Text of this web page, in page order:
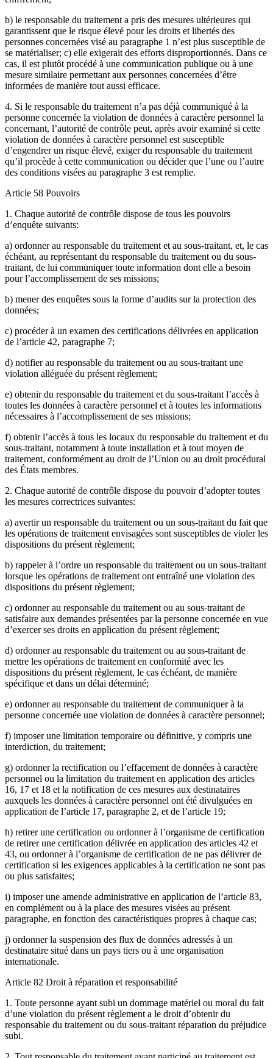
b) le responsable du traitement a pris des mesures ultérieures qui
garantissent que le risque élevé pour les droits et libertés des
personnes concernées visé au paragraphe 1 n’est plus susceptible de
se matérialiser; c) elle exigerait des efforts disproportionnés. Dans ce
cas, il est plutôt procédé à une communication publique ou à une
mesure similaire permettant aux personnes concernées d’être
informées de manière tout aussi efficace.
4. Si le responsable du traitement n’a pas déjà communiqué à la
personne concernée la violation de données à caractère personnel la
concernant, l’autorité de contrôle peut, après avoir examiné si cette
violation de données à caractère personnel est susceptible
d’engendrer un risque élevé, exiger du responsable du traitement
qu’il procède à cette communication ou décider que l’une ou l’autre
des conditions visées au paragraphe 3 est remplie.
Article 58 Pouvoirs
1. Chaque autorité de contrôle dispose de tous les pouvoirs
d’enquête suivants:
a) ordonner au responsable du traitement et au sous-traitant, et, le cas
échéant, au représentant du responsable du traitement ou du sous-
traitant, de lui communiquer toute information dont elle a besoin
pour l’accomplissement de ses missions;
b) mener des enquêtes sous la forme d’audits sur la protection des
données;
c) procéder à un examen des certifications délivrées en application
de l’article 42, paragraphe 7;
d) notifier au responsable du traitement ou au sous-traitant une
violation alléguée du présent règlement;
e) obtenir du responsable du traitement et du sous-traitant l’accès à
toutes les données à caractère personnel et à toutes les informations
nécessaires à l’accomplissement de ses missions;
f) obtenir l’accès à tous les locaux du responsable du traitement et du
sous-traitant, notamment à toute installation et à tout moyen de
traitement, conformément au droit de l’Union ou au droit procédural
des États membres.
2. Chaque autorité de contrôle dispose du pouvoir d’adopter toutes
les mesures correctrices suivantes:
a) avertir un responsable du traitement ou un sous-traitant du fait que
les opérations de traitement envisagées sont susceptibles de violer les
dispositions du présent règlement;
b) rappeler à l’ordre un responsable du traitement ou un sous-traitant
lorsque les opérations de traitement ont entraîné une violation des
dispositions du présent règlement;
c) ordonner au responsable du traitement ou au sous-traitant de
satisfaire aux demandes présentées par la personne concernée en vue
d’exercer ses droits en application du présent règlement;
d) ordonner au responsable du traitement ou au sous-traitant de
mettre les opérations de traitement en conformité avec les
dispositions du présent règlement, le cas échéant, de manière
spécifique et dans un délai déterminé;
e) ordonner au responsable du traitement de communiquer à la
personne concernée une violation de données à caractère personnel;
f) imposer une limitation temporaire ou définitive, y compris une
interdiction, du traitement;
g) ordonner la rectification ou l’effacement de données à caractère
personnel ou la limitation du traitement en application des articles
16, 17 et 18 et la notification de ces mesures aux destinataires
auxquels les données à caractère personnel ont été divulguées en
application de l’article 17, paragraphe 2, et de l’article 19;
h) retirer une certification ou ordonner à l’organisme de certification
de retirer une certification délivrée en application des articles 42 et
43, ou ordonner à l’organisme de certification de ne pas délivrer de
certification si les exigences applicables à la certification ne sont pas
ou plus satisfaites;
i) imposer une amende administrative en application de l’article 83,
en complément ou à la place des mesures visées au présent
paragraphe, en fonction des caractéristiques propres à chaque cas;
j) ordonner la suspension des flux de données adressés à un
destinataire situé dans un pays tiers ou à une organisation
internationale.
Article 82 Droit à réparation et responsabilité
1. Toute personne ayant subi un dommage matériel ou moral du fait
d’une violation du présent règlement a le droit d’obtenir du
responsable du traitement ou du sous-traitant réparation du préjudice
subi.